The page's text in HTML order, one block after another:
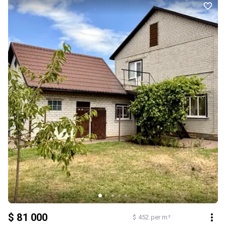
техніка в будинку залишаються. Будинок під охороною,
встановлений відеонагляд. Підведена електроенергія 25кВт, 3
фази, опалення – електричний котел, власна свердловина,
каналізація септик. Встановлено 2 пристрої зарядки
електромобіля. Власний гараж. Розташування будинку дає
можливість мати катер, так як знаходиться на території причалу.
Будинок кутовий, є зона паркування для гостей. На будинок є
право власності. Прибудинкова територія 5 соток, присвоєний
кадастровий номер. Вам лишається тільки доукомплектувати
меблями на свій смак, та насолоджуватись життям в
екологічному районі міста, поблизу лісу та р. Дніпро. Новий
будинок, новий етап в житті!
$ 81 000 $ 452 per m²